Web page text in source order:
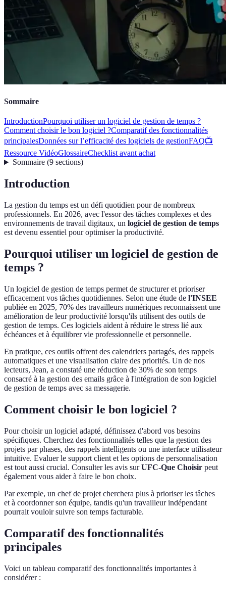
Sommaire
IntroductionPourquoi utiliser un logiciel de gestion de temps ?
Comment choisir le bon logiciel ?Comparatif des fonctionnalités
principalesDonnées sur l’efficacité des logiciels de gestionFAQ📺
Ressource VidéoGlossaireChecklist avant achat
Sommaire(9 sections)
Introduction
La gestion du temps est un défi quotidien pour de nombreux
professionnels. En 2026, avec l'essor des tâches complexes et des
environnements de travail digitaux, un logiciel de gestion de temps
est devenu essentiel pour optimiser la productivité.
Pourquoi utiliser un logiciel de gestion de
temps ?
Un logiciel de gestion de temps permet de structurer et prioriser
efficacement vos tâches quotidiennes. Selon une étude de l'INSEE
publiée en 2025, 70% des travailleurs numériques reconnaissent une
amélioration de leur productivité lorsqu'ils utilisent des outils de
gestion de temps. Ces logiciels aident à réduire le stress lié aux
échéances et à équilibrer vie professionnelle et personnelle.
En pratique, ces outils offrent des calendriers partagés, des rappels
automatiques et une visualisation claire des priorités. Un de nos
lecteurs, Jean, a constaté une réduction de 30% de son temps
consacré à la gestion des emails grâce à l'intégration de son logiciel
de gestion de temps avec sa messagerie.
Comment choisir le bon logiciel ?
Pour choisir un logiciel adapté, définissez d'abord vos besoins
spécifiques. Cherchez des fonctionnalités telles que la gestion des
projets par phases, des rappels intelligents ou une interface utilisateur
intuitive. Evaluer le support client et les options de personnalisation
est tout aussi crucial. Consulter les avis surUFC-Que Choisir peut
également vous aider à faire le bon choix.
Par exemple, un chef de projet cherchera plus à prioriser les tâches
et à coordonner son équipe, tandis qu'un travailleur indépendant
pourrait vouloir suivre son temps facturable.
Comparatif des fonctionnalités
principales
Voici un tableau comparatif des fonctionnalités importantes à
considérer :